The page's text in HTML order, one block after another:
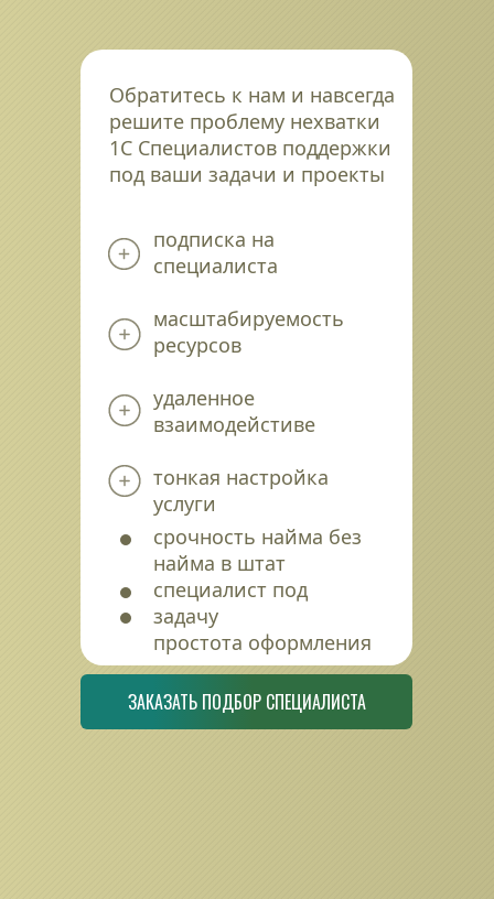
Обратитесь к нам и навсегда
решите проблему нехватки
1С Специалистов поддержки
под ваши задачи и проекты
подписка на
специалиста
масштабируемость
ресурсов
удаленное
взаимодейстиве
тонкая настройка
услуги
срочность найма без
найма в штат
специалист под
задачу
простота оформления
ЗАКАЗАТЬ ПОДБОР СПЕЦИАЛИСТА